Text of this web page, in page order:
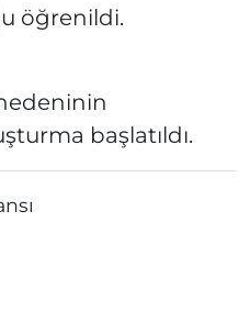
öğrenildi.
nedeninin
başlatıldı.